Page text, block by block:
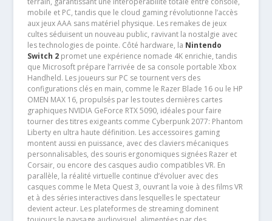
mobile et PC, tandis que le cloud gaming révolutionne l’accès
aux jeux AAA sans matériel physique. Les remakes de jeux
cultes séduisent un nouveau public, ravivant la nostalgie avec
les technologies de pointe. Côté hardware, la Nintendo
Switch 2promet une expérience nomade 4K enrichie, tandis
que Microsoft prépare l’arrivée de sa console portable Xbox
Handheld. Les joueurs sur PC se tournent vers des
configurations clés en main, comme le Razer Blade 16 ou le HP
OMEN MAX 16, propulsés par les toutes dernières cartes
graphiques NVIDIA GeForce RTX 5090, idéales pour faire
tourner des titres exigeants comme Cyberpunk 2077: Phantom
Liberty en ultra haute définition. Les accessoires gaming
montent aussi en puissance, avec des claviers mécaniques
personnalisables, des souris ergonomiques signées Razer et
Corsair, ou encore des casques audio compatibles VR. En
parallèle, la réalité virtuelle continue d’évoluer avec des
casques comme le Meta Quest 3, ouvrant la voie à des films VR
et à des séries interactives dans lesquelles le spectateur
devient acteur. Les plateformes de streaming dominent